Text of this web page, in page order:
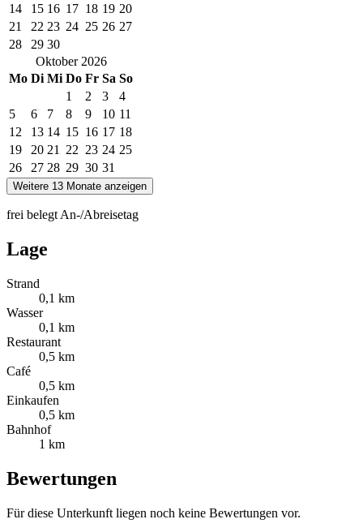
14
15 16 17 18 19 20
21
22 23 24 25 26 27
28
29 30
Oktober 2026
Mo Di Mi Do Fr Sa So
1
2 3
4
5
6 7 8 9 10 11
12
13 14 15 16 17 18
19
20 21 22 23 24 25
26
27 28 29 30 31
Weitere 13 Monate anzeigen
frei belegt An-/Abreisetag
Lage
Strand
0,1 km
Wasser
0,1 km
Restaurant
0,5 km
Café
0,5 km
Einkaufen
0,5 km
Bahnhof
1 km
Bewertungen
Für diese Unterkunft liegen noch keine Bewertungen vor.